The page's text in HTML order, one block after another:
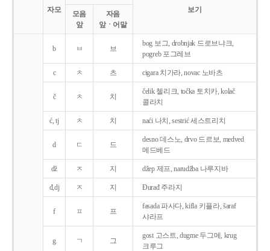
자모
보기
모음
앞
자음
앞ㆍ어말
b ㅂ 브
bog 보그, drobnjak 드로브냐크,
pogreb 포그레브
c ㅊ 츠 cigara 치가라, novac 노바츠
č ㅊ 치
čelik 첼리크, točka 토치카, kolač
콜라치
ć, tj ㅊ 치 naći 나치, sestrić 세스트리치
d ㄷ 드
desno 데스노, drvo 드르보, medved
메드베드
dž ㅈ 지 džep 제프, narudžba 나루지바
đ,dj ㅈ 지 Ðurađ 주라지
f ㅍ 프
fasada 파사다, kifla 키플라, šaraf
샤라프
g ㄱ 그
gost 고스트, dugme 두그메, krug
크루그